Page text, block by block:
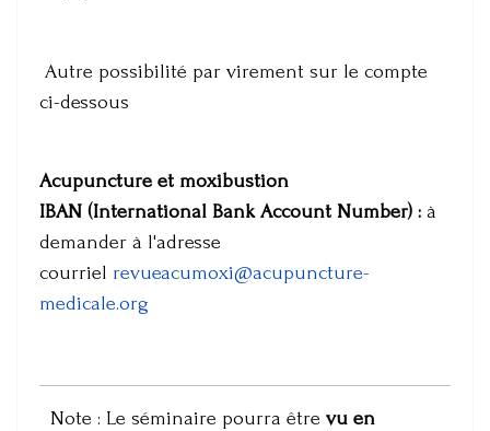
Autre possibilité par virement sur le compte
ci-dessous
Acupuncture et moxibustion
IBAN (International Bank Account Number) : à
demander à l'adresse
courriel revueacumoxi@acupuncture-
medicale.org
Note : Le séminaire pourra être vu en